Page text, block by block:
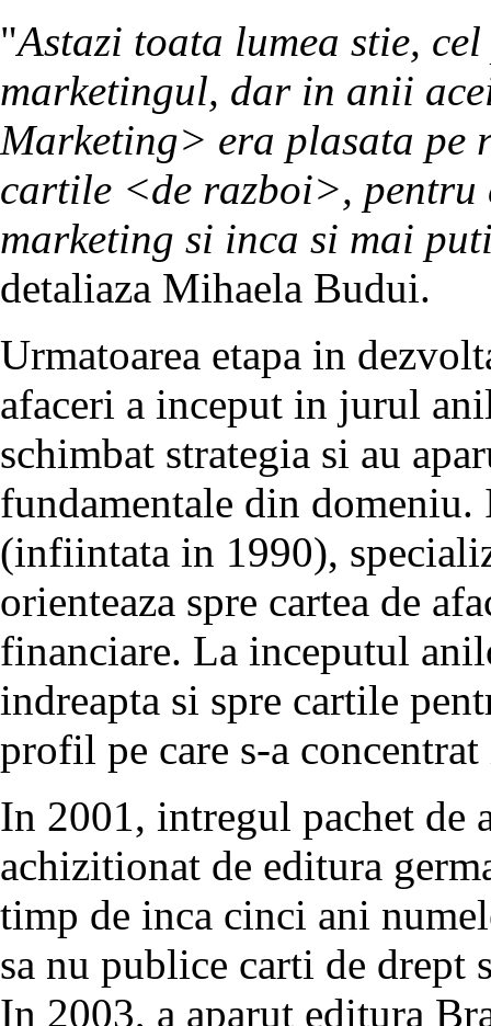
"Astazi toata lumea stie,
marketingul, dar in anii
Marketing> era plasata
cartile <de razboi>, pentru
marketing si inca si mai
detaliaza Mihaela Budui.
Urmatoarea etapa in
afaceri a inceput in jurul
schimbat strategia si au
fundamentale din
(infiintata in 1990),
orienteaza spre cartea de
financiare. La inceputul
indreapta si spre cartile
profil pe care s-a
In 2001, intregul pachet
achizitionat de editura
timp de inca cinci ani
sa nu publice carti de
In 2003, a aparut editura